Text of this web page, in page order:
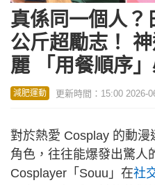
真係同一個人？
公斤超勵志！
麗 「用餐順序
減肥運動 更新時間：15:00 2026-
對於熱愛 Cosplay 的動
角色，往往能爆發出驚人
Cosplayer「Souu」在社